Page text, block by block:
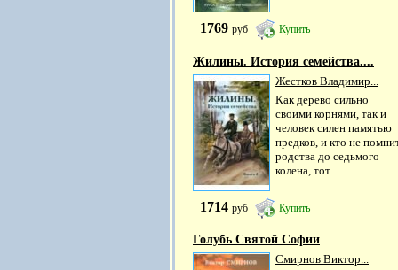
1769 руб Купить
Жилины. История семейства....
Жестков Владимир...
Как дерево сильно
своими корнями, так и
человек силен памятью
предков, и кто не
родства до седьмого
колена, тот...
1714 руб Купить
Голубь Святой Софии
Смирнов Виктор...